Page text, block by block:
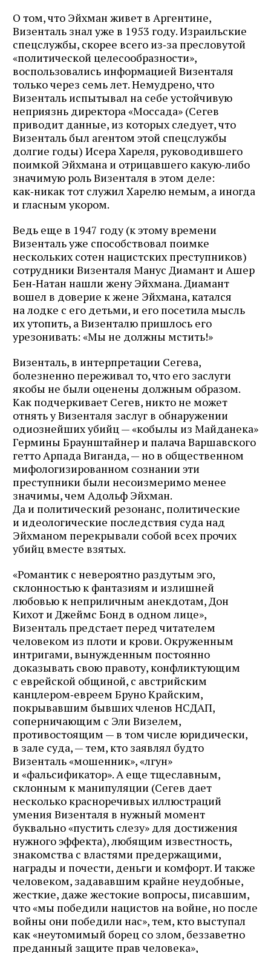
О том, что Эйхман живет в Аргентине,
Визенталь знал уже в 1953 году. Израильские
спецслужбы, скорее всего из‑за пресловутой
«политической целесо­образности»,
воспользовались информацией Визенталя
только через семь лет. Немудрено, что
Визенталь испытывал на себе устойчивую
неприязнь директора «Моссада» (Сегев
приводит данные, из которых следует, что
Визенталь был агентом этой спецслужбы
долгие годы) Исера Хареля, руководившего
поимкой Эйхмана и отрицавшего какую‑либо
значимую роль Визенталя в этом деле:
как‑никак тот служил Харелю немым, а иногда
и гласным укором.
Ведь еще в 1947 году (к этому времени
Визенталь уже способствовал поимке
нескольких сотен нацистских преступников)
сотрудники Визенталя Манус Диа­мант и Ашер
Бен‑Натан нашли жену Эйхмана. Диамант
вошел в доверие к жене Эйхмана, катался
на лодке с его детьми, и его посетила мысль
их утопить, а Визенталю пришлось его
урезонивать: «Мы не должны мстить!»
Визенталь, в интерпретации Сегева,
болезненно переживал то, что его заслуги
якобы не были оценены должным образом.
Как подчеркивает Сегев, никто не может
отнять у Визенталя заслуг в обнаружении
одиознейших убийц — «кобылы из Майданека»
Гермины Браунштайнер и палача Варшавского
гетто Арпада Виганда, — но в общественном
мифологизированном сознании эти
преступники были несоизмеримо менее
значимы, чем Адольф Эйхман.
Да и политический резонанс, политические
и идеологические последствия суда над
Эйхманом перекрывали собой всех прочих
убийц вместе взятых.
«Романтик с невероятно раздутым эго,
склонностью к фантазиям и излишней
любовью к неприличным анекдотам, Дон
Кихот и Джеймс Бонд в одном лице»,
Визенталь предстает перед читателем
человеком из плоти и крови. Окруженным
интригами, вынужденным постоянно
доказывать свою правоту, конфликтующим
с еврейской общиной, с австрийским
канцлером‑евреем Бруно Крайским,
покрывавшим бывших членов НСДАП,
соперничающим с Эли Визелем,
противостоящим — в том числе юридически,
в зале суда, — тем, кто заявлял будто
Визенталь «мошенник», «лгун»
и «фальсификатор». А еще тщеславным,
склонным к манипуляции (Сегев дает
несколько красноречивых иллюстраций
умения Визенталя в нужный момент
буквально «пустить слезу» для достижения
нужного эффекта), любящим известность,
знакомства с властями предержащими,
награды и почести, деньги и комфорт. И также
человеком, задававшим крайне неудобные,
жесткие, даже жестокие вопросы, писавшим,
что «мы победили нацистов на войне, но после
войны они победили нас», тем, кто выступал
как «неутомимый борец со злом, беззаветно
преданный защите прав человека»,